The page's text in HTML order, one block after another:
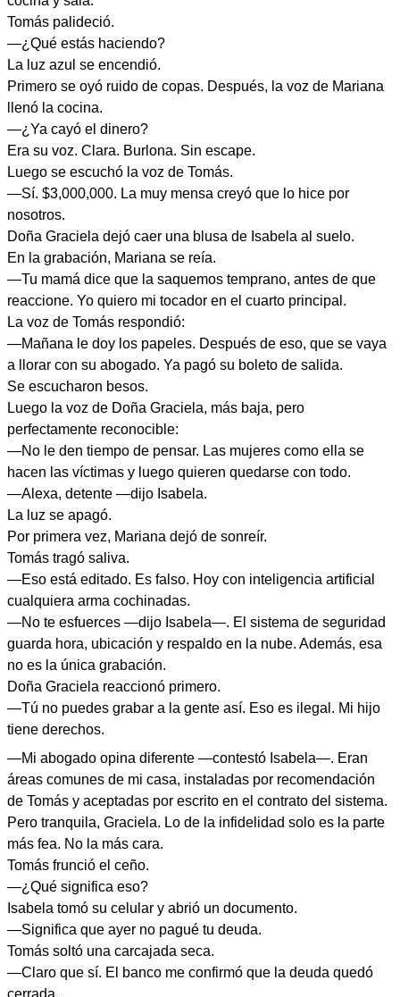
Tomás palideció.
—¿Qué estás haciendo?
La luz azul se encendió.
Primero se oyó ruido de copas. Después, la voz de Mariana
llenó la cocina.
—¿Ya cayó el dinero?
Era su voz. Clara. Burlona. Sin escape.
Luego se escuchó la voz de Tomás.
—Sí. $3,000,000. La muy mensa creyó que lo hice por
nosotros.
Doña Graciela dejó caer una blusa de Isabela al suelo.
En la grabación, Mariana se reía.
—Tu mamá dice que la saquemos temprano, antes de que
reaccione. Yo quiero mi tocador en el cuarto principal.
La voz de Tomás respondió:
—Mañana le doy los papeles. Después de eso, que se vaya
a llorar con su abogado. Ya pagó su boleto de salida.
Se escucharon besos.
Luego la voz de Doña Graciela, más baja, pero
perfectamente reconocible:
—No le den tiempo de pensar. Las mujeres como ella se
hacen las víctimas y luego quieren quedarse con todo.
—Alexa, detente —dijo Isabela.
La luz se apagó.
Por primera vez, Mariana dejó de sonreír.
Tomás tragó saliva.
—Eso está editado. Es falso. Hoy con inteligencia artificial
cualquiera arma cochinadas.
—No te esfuerces —dijo Isabela—. El sistema de seguridad
guarda hora, ubicación y respaldo en la nube. Además, esa
no es la única grabación.
Doña Graciela reaccionó primero.
—Tú no puedes grabar a la gente así. Eso es ilegal. Mi hijo
tiene derechos.
—Mi abogado opina diferente —contestó Isabela—. Eran
áreas comunes de mi casa, instaladas por recomendación
de Tomás y aceptadas por escrito en el contrato del sistema.
Pero tranquila, Graciela. Lo de la infidelidad solo es la parte
más fea. No la más cara.
Tomás frunció el ceño.
—¿Qué significa eso?
Isabela tomó su celular y abrió un documento.
—Significa que ayer no pagué tu deuda.
Tomás soltó una carcajada seca.
—Claro que sí. El banco me confirmó que la deuda quedó
cerrada.